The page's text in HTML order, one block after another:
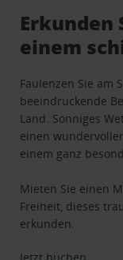
Erkunden
einem
Faulenzen Sie am
beeindruckende
Land. Sonniges
einen
einem ganz
Mieten Sie einen
Freiheit, dieses
erkunden.